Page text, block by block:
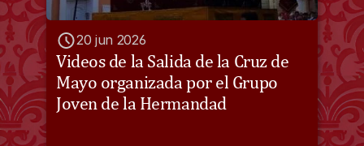
20 jun 2026
Videos de la Salida de la Cruz de
Mayo organizada por el Grupo
Joven de la Hermandad